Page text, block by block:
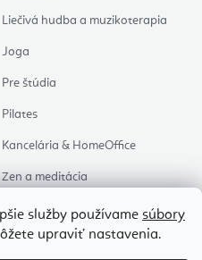
služby používame súbory
upraviť nastavenia.
Liečivá hudba a muzikoterapia
Joga
Pre štúdia
Pilates
Kancelária & HomeOffice
Zen a meditácia
Aromaterapia
Zdravý spánok